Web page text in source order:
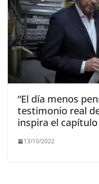
“El día menos
testimonio real
inspira el
13/10/2022